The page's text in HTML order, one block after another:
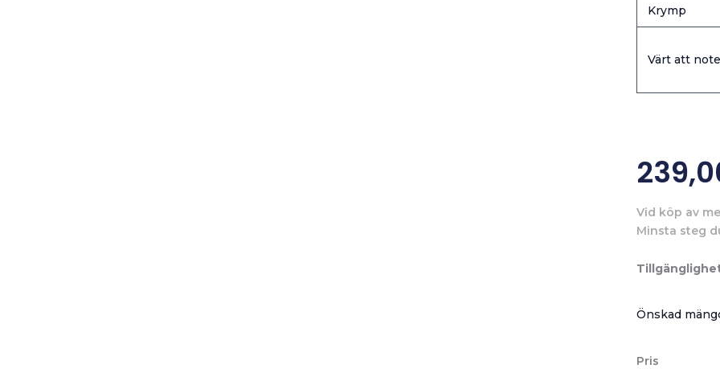
Krymp
Värt att
Vid köp av
Minsta steg
Önskad
Pris